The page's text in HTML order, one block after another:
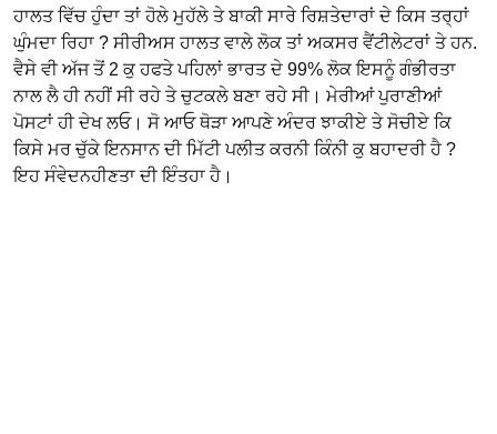
ਹਾਲਤ ਵਿੱਚ ਹੁੰਦਾ ਤਾਂ ਹੋਲੇ ਮੁਹੱਲੇ ਤੇ ਬਾਕੀ ਸਾਰੇ ਰਿਸ਼ਤੇਦਾਰਾਂ ਦੇ ਕਿਸ ਤਰ੍ਹਾਂ
ਘੁੰਮਦਾ ਰਿਹਾ ? ਸੀਰੀਅਸ ਹਾਲਤ ਵਾਲੇ ਲੋਕ ਤਾਂ ਅਕਸਰ ਵੈਂਟੀਲੇਟਰਾਂ ਤੇ ਹਨ.
ਵੈਸੇ ਵੀ ਅੱਜ ਤੋਂ 2 ਕੁ ਹਫਤੇ ਪਹਿਲਾਂ ਭਾਰਤ ਦੇ 99% ਲੋਕ ਇਸਨੂੰ ਗੰਭੀਰਤਾ
ਨਾਲ ਲੈ ਹੀ ਨਹੀਂ ਸੀ ਰਹੇ ਤੇ ਚੁਟਕਲੇ ਬਣਾ ਰਹੇ ਸੀ। ਮੇਰੀਆਂ ਪੁਰਾਣੀਆਂ
ਪੋਸਟਾਂ ਹੀ ਦੇਖ ਲਓ। ਸੋ ਆਓ ਥੋੜਾ ਆਪਣੇ ਅੰਦਰ ਝਾਕੀਏ ਤੇ ਸੋਚੀਏ ਕਿ
ਕਿਸੇ ਮਰ ਚੁੱਕੇ ਇਨਸਾਨ ਦੀ ਮਿੱਟੀ ਪਲੀਤ ਕਰਨੀ ਕਿੰਨੀ ਕੁ ਬਹਾਦਰੀ ਹੈ ?
ਇਹ ਸੰਵੇਦਨਹੀਣਤਾ ਦੀ ਇੰਤਹਾ ਹੈ।